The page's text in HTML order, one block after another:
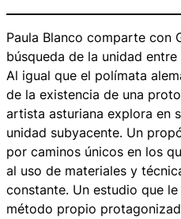
Paula Blanco comparte con
búsqueda de la unidad
Al igual que el polímata
de la existencia de una
artista asturiana explora en
unidad subyacente. Un
por caminos únicos en los
al uso de materiales y
constante. Un estudio que
método propio